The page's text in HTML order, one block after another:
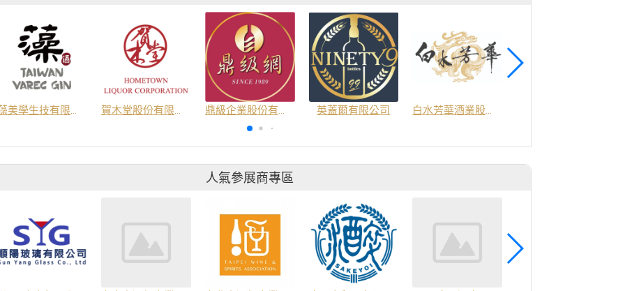
藻美學生技有限公司 賀木堂股份有限公司 鼎級企業股份有限公司 英蓋爾有限公司 白水芳華酒業股份有限公司
人氣參展商專區